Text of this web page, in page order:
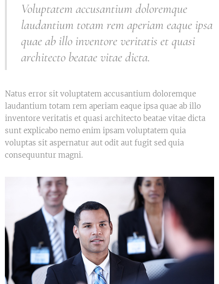
Voluptatem accusantium doloremque
laudantium totam rem aperiam eaque ipsa
quae ab illo inventore veritatis et quasi
architecto beatae vitae dicta.
Natus error sit voluptatem accusantium doloremque
laudantium totam rem aperiam eaque ipsa quae ab illo
inventore veritatis et quasi architecto beatae vitae dicta
sunt explicabo nemo enim ipsam voluptatem quia
voluptas sit aspernatur aut odit aut fugit sed quia
consequuntur magni.